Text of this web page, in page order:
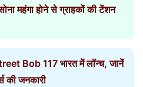
महंगा होने से ग्राहकों की टेंशन
Bob 117 भारत में लॉन्च, जानें
की जनकारी